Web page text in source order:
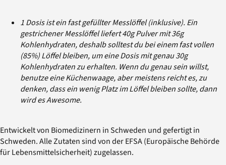
1 Dosis ist ein fast gefüllter Messlöffel (inklusive). Ein
gestrichener Messlöffel liefert 40g Pulver mit 36g
Kohlenhydraten, deshalb solltest du bei einem fast vollen
(85%) Löffel bleiben, um eine Dosis mit genau 30g
Kohlenhydraten zu erhalten. Wenn du genau sein willst,
benutze eine Küchenwaage, aber meistens reicht es, zu
denken, dass ein wenig Platz im Löffel bleiben sollte, dann
wird es Awesome.
Entwickelt von Biomedizinern in Schweden und gefertigt in
Schweden. Alle Zutaten sind von der EFSA (Europäische Behörde
für Lebensmittelsicherheit) zugelassen.